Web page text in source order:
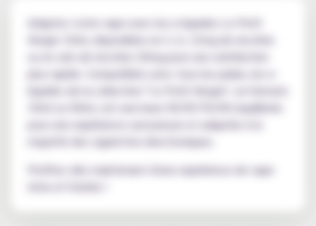
Adaptez votre vape avec les e-liquides Le Petit
Verger 10ml, disponibles en 3, 6, 12mg de nicotine
ou en sels de nicotine 20mg pour une satisfaction
plus rapide. Compatibles avec tous les palais, les e-
liquides de la collection "Le Petit Verger", en formats
10ml ou 50ml, ont une base 50/50 PG/VG équilibrée
pour une expérience savoureuse et adaptée à la
majorité des cigarettes électroniques.
Profitez dès maintenant d'une expérience de vape